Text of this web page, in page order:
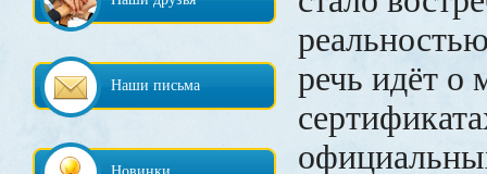
Наши письма
речь идёт о